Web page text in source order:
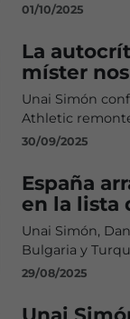
01/10/2025
La
míster
Unai Simón
Athletic
30/09/2025
España
en la lista
Unai Simón,
Bulgaria y
29/08/2025
Unai